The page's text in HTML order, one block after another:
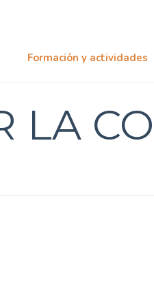
Formación y actividades
LA